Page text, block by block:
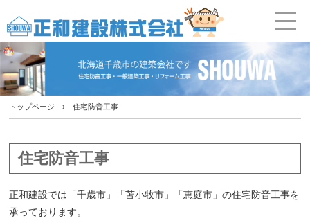
トップページ › 住宅防音工事
住宅防音工事
正和建設では「千歳市」「苫小牧市」「恵庭市」の住宅防音工事を
承っております。